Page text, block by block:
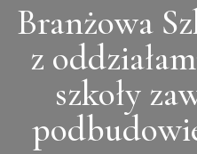
Branżowa
z
szkoły